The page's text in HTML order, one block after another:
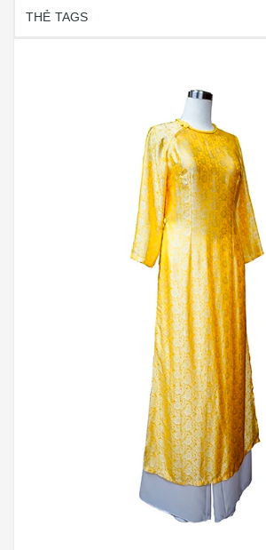
THẺ TAGS